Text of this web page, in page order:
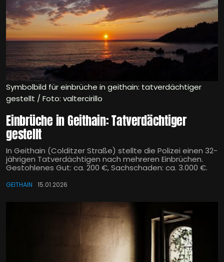
Symbolbild für einbrüche in geithain: tatverdächtiger
gestellt / Foto: valtercirillo
Einbrüche in Geithain: Tatverdächtiger
gestellt
In Geithain (Colditzer Straße) stellte die Polizei einen 32-
jährigen Tatverdächtigen nach mehreren Einbrüchen.
Gestohlenes Gut: ca. 200 €, Sachschaden: ca. 3.000 €.
GEITHAIN 15.01.2026